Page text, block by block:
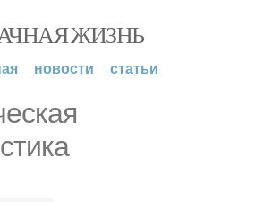
ЖИЗНЬ
новости статьи